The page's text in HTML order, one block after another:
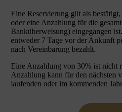
Eine Reservierung gilt als
oder eine Anzahlung für die
Banküberweisung) eingegangen
entweder 7 Tage vor der Ankunft
nach Vereinbarung bezahlt.
Eine Anzahlung von 30% ist nicht
Anzahlung kann für den nächsten
laufenden oder im kommenden